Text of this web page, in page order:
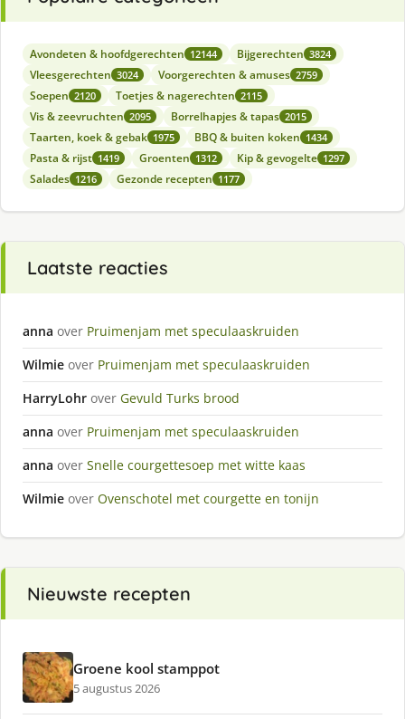
Avondeten & hoofdgerechten 12144 Bijgerechten 3824
Vleesgerechten 3024 Voorgerechten & amuses 2759
Soepen 2120 Toetjes & nagerechten 2115
Vis & zeevruchten 2095 Borrelhapjes & tapas 2015
Taarten, koek & gebak 1975 BBQ & buiten koken 1434
Pasta & rijst 1419 Groenten 1312 Kip & gevogelte 1297
Salades 1216 Gezonde recepten 1177
Laatste reacties
anna over Pruimenjam met speculaaskruiden
Wilmie over Pruimenjam met speculaaskruiden
HarryLohr over Gevuld Turks brood
anna over Pruimenjam met speculaaskruiden
anna over Snelle courgettesoep met witte kaas
Wilmie over Ovenschotel met courgette en tonijn
Nieuwste recepten
Groene kool stamppot
5 augustus 2026